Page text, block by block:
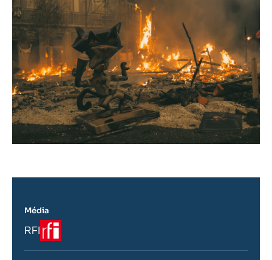
médiatique
Média
Nom
journal,
RFI
Logo